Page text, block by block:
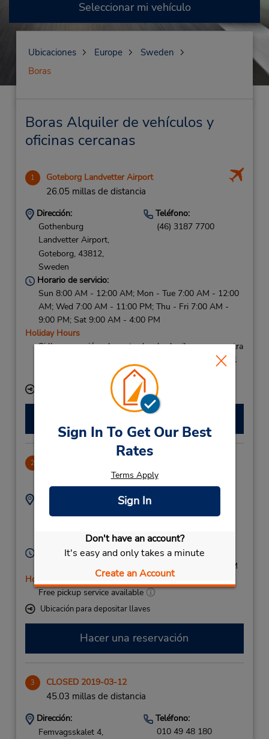
Sign In To Get Our Best
Rates
Terms Apply
Sign In
Don't have an account?
It's easy and only takes a minute
Create an Account
Seleccionar mi vehículo
Ubicaciones Europe
Sweden
Boras
Boras Alquiler de vehículos y
oficinas cercanas
1 Goteborg Landvetter Airport
26.05 millas de distancia
Dirección:
Gothenburg
Landvetter Airport,
Goteborg, 43812,
Sweden
Teléfono:
(46) 3187 7700
Horario de servicio:
Sun 8:00 AM - 12:00 AM; Mon - Tue 7:00 AM - 12:00
AM; Wed 7:00 AM - 11:00 PM; Thu - Fri 7:00 AM -
9:00 PM; Sat 9:00 AM - 4:00 PM
Holiday Hours
Si llega en avión, el mostrador de alquiler se encuentra
dentro de la terminal con una caminata corta hasta el
Ubicación para depositar llaves
Hacer una reservación
2
40.23 millas de distancia
Dirección:
Bergslagsgatan 6,
Horario de servicio:
Mon - Fri 7:00 AM - 7:00 PM; Sat 9:00 AM - 1:00 PM
Holiday Hours
Free pickup service available
Ubicación para depositar llaves
Hacer una reservación
3 CLOSED 2019-03-12
45.03 millas de distancia
Dirección:
Femvagsskalet 4,
Teléfono:
010 49 48 180